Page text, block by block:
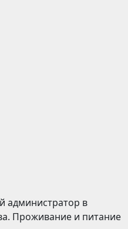
администратор в
Проживание и питание